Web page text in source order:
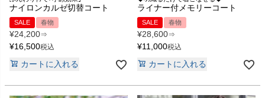
ナイロンカルゼ切替コート
SALE 春物
¥24,200⇒
¥16,500税込
カートに入れる
ライナー付メモリーコート
SALE 春物
¥28,600⇒
¥11,000税込
カートに入れる